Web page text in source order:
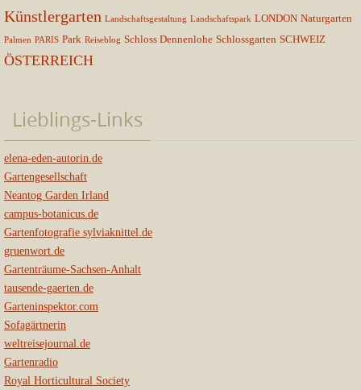
Künstlergarten Landschaftsgestaltung Landschaftspark LONDON Naturgarten
Palmen PARIS Park Reiseblog Schloss Dennenlohe Schlossgarten SCHWEIZ
ÖSTERREICH
Lieblings-Links
elena-eden-autorin.de
Gartengesellschaft
Neantog Garden Irland
campus-botanicus.de
Gartenfotografie sylviaknittel.de
gruenwort.de
Gartenträume-Sachsen-Anhalt
tausende-gaerten.de
Garteninspektor.com
Sofagärtnerin
weltreisejournal.de
Gartenradio
Royal Horticultural Society